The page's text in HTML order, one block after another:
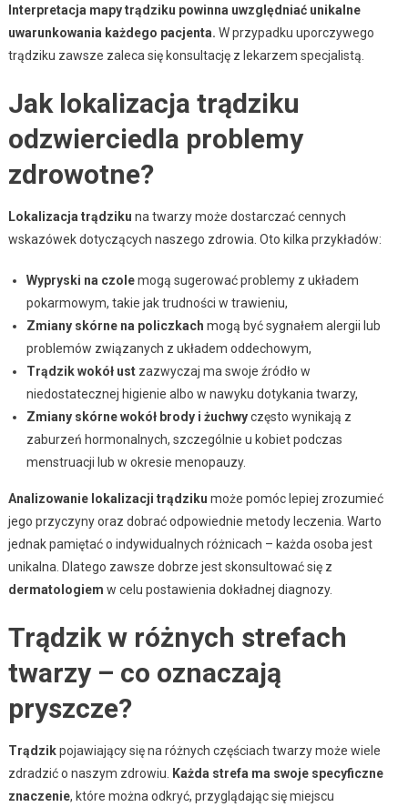
Interpretacja mapy trądziku powinna uwzględniać unikalne
uwarunkowania każdego pacjenta. W przypadku uporczywego
trądziku zawsze zaleca się konsultację z lekarzem specjalistą.
Jak lokalizacja trądziku
odzwierciedla problemy
zdrowotne?
Lokalizacja trądziku na twarzy może dostarczać cennych
wskazówek dotyczących naszego zdrowia. Oto kilka przykładów:
Wypryski na czolemogą sugerować problemy z układem
pokarmowym, takie jak trudności w trawieniu,
Zmiany skórne na policzkach mogą być sygnałem alergii lub
problemów związanych z układem oddechowym,
Trądzik wokół ustzazwyczaj ma swoje źródło w
niedostatecznej higienie albo w nawyku dotykania twarzy,
Zmiany skórne wokół brody i żuchwyczęsto wynikają z
zaburzeń hormonalnych, szczególnie u kobiet podczas
menstruacji lub w okresie menopauzy.
Analizowanie lokalizacji trądziku może pomóc lepiej zrozumieć
jego przyczyny oraz dobrać odpowiednie metody leczenia. Warto
jednak pamiętać o indywidualnych różnicach – każda osoba jest
unikalna. Dlatego zawsze dobrze jest skonsultować się z
dermatologiem w celu postawienia dokładnej diagnozy.
Trądzik w różnych strefach
twarzy – co oznaczają
pryszcze?
Trądzikpojawiający się na różnych częściach twarzy może wiele
zdradzić o naszym zdrowiu.
Każda strefa ma swoje specyficzne
znaczenie, które można odkryć, przyglądając się miejscu